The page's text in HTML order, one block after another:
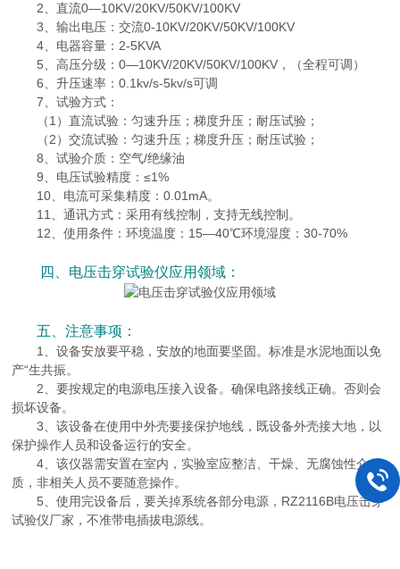
2、直流0—10KV/20KV/50KV/100KV
3、输出电压：交流0-10KV/20KV/50KV/100KV
4、电器容量：2-5KVA
5、高压分级：0—10KV/20KV/50KV/100KV，（全程可调）
6、升压速率：0.1kv/s-5kv/s可调
7、试验方式：
（1）直流试验：匀速升压；梯度升压；耐压试验；
（2）交流试验：匀速升压；梯度升压；耐压试验；
8、试验介质：空气/绝缘油
9、电压试验精度：≤1%
10、电流可采集精度：0.01mA。
11、通讯方式：采用有线控制，支持无线控制。
12、使用条件：环境温度：15—40℃环境湿度：30-70%
四、电压击穿试验仪应用领域：
五、注意事项：
1、设备安放要平稳，安放的地面要坚固。标准是水泥地面以免
产“生共振。
2、要按规定的电源电压接入设备。确保电路接线正确。否则会
损坏设备。
3、该设备在使用中外壳要接保护地线，既设备外壳接大地，以
保护操作人员和设备运行的安全。
4、该仪器需安置在室内，实验室应整洁、干燥、无腐蚀性介
质，非相关人员不要随意操作。
5、使用完设备后，要关掉系统各部分电源，RZ2116B电压击穿
试验仪厂家，不准带电插拔电源线。